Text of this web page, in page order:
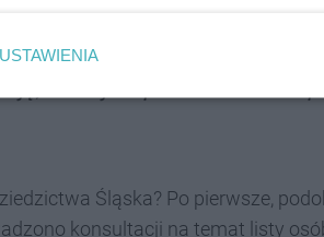
w gronie decydenckim nie
jest wielu - powiedział
która jest przeciw Polsce -
Śląska? Po pierwsze,
konsultacji na temat listy
USTAWIENIA